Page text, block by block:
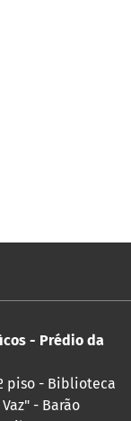
- Prédio da
piso - Biblioteca
- Barão